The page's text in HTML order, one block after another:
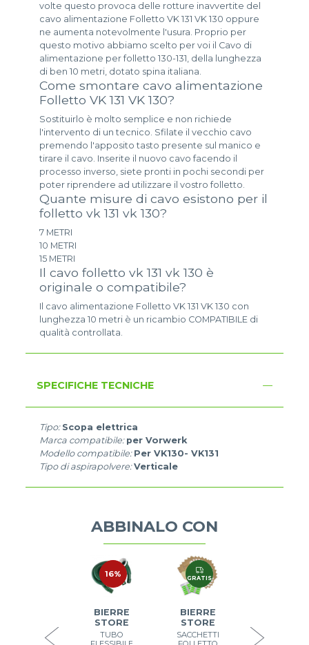
volte questo provoca delle rotture inavvertite del
cavo alimentazione Folletto VK 131 VK 130 oppure
ne aumenta notevolmente l'usura. Proprio per
questo motivo abbiamo scelto per voi il Cavo di
alimentazione per folletto 130-131, della lunghezza
di ben 10 metri, dotato spina italiana.
Come smontare cavo alimentazione
Folletto VK 131 VK 130?
Sostituirlo è molto semplice e non richiede
l'intervento di un tecnico. Sfilate il vecchio cavo
premendo l'apposito tasto presente sul manico e
tirare il cavo. Inserite il nuovo cavo facendo il
processo inverso, siete pronti in pochi secondi per
poter riprendere ad utilizzare il vostro folletto.
Quante misure di cavo esistono per il
folletto vk 131 vk 130?
7 METRI
10 METRI
15 METRI
Il cavo folletto vk 131 vk 130 è
originale o compatibile?
Il cavo alimentazione Folletto VK 131 VK 130 con
lunghezza 10 metri è un ricambio COMPATIBILE di
qualità controllata.
SPECIFICHE TECNICHE
Tipo: Scopa elettrica
Marca compatibile: per Vorwerk
Modello compatibile: Per VK130- VK131
Tipo di aspirapolvere: Verticale
ABBINALO CON
MICROFIBRA
16%
BIERRE
STORE
TUBO
GRATIS
BIERRE
STORE
SACCHETTI